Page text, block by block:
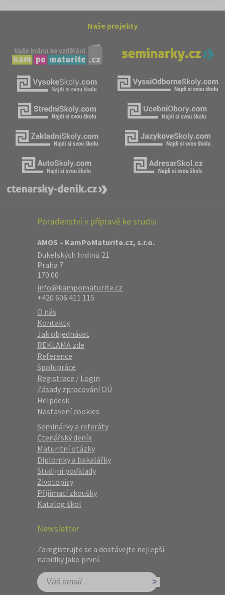
Naše projekty
Poradenství v přípravě ke studiu
AMOS – KamPoMaturite.cz, s.r.o.
Dukelských hrdinů 21
Praha 7
170 00
info@kampomaturite.cz
+420 606 411 115
O nás
Kontakty
Jak objednávat
REKLAMA zde
Reference
Spolupráce
Registrace / Login
Zásady zpracování OÚ
Helpdesk
Nastavení cookies
Seminárky a referáty
Čtenářský deník
Maturitní otázky
Diplomky a bakalářky
Studijní podklady
Životopisy
Přijímací zkoušky
Katalog škol
Newsletter
Zaregistrujte se a dostávejte nejlepší
nabídky jako první.